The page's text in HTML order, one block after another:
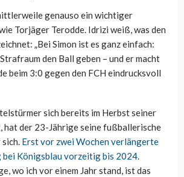
genauso ein wichtiger
Torjäger Terodde. Idrizi weiß, was den
„Bei Simon ist es ganz einfach:
den Ball geben – und er macht
beim 3:0 gegen den FCH eindrucksvoll
sich bereits im Herbst seiner
hat der 23-Jährige seine fußballerische
Erst vor zwei Wochen verlängerte
bei Königsblau vorzeitig bis 2024.
wo ich vor einem Jahr stand, ist das